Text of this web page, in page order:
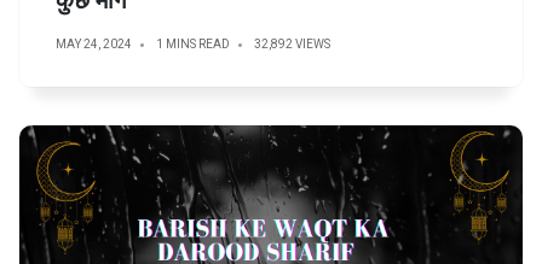
MAY 24, 2024 1 MINS READ 32,892 VIEWS